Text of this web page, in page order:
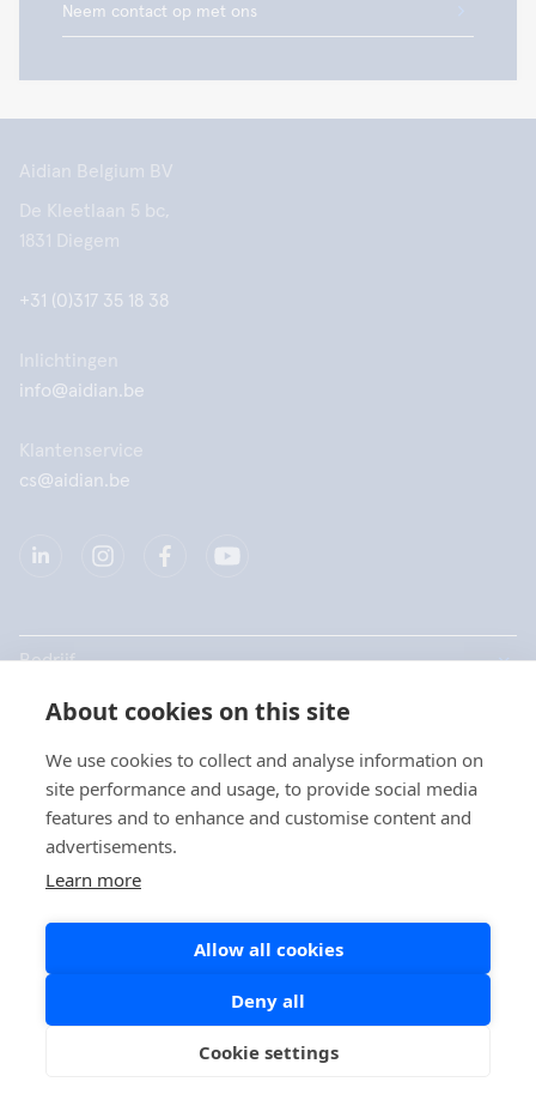
About cookies on this site
We use cookies to collect and analyse information on
site performance and usage, to provide social media
features and to enhance and customise content and
advertisements.
Learn more
Allow all cookies
Deny all
Cookie settings
Neem contact op met ons
Kies uw taal / Choisissez
votre langue
Nederlands
Aidian Belgium BV
De Kleetlaan 5 bc,
1831 Diegem
+31 (0)317 35 18 38
Inlichtingen
info@aidian.be
Klantenservice
cs@aidian.be
Bedrijf
Producten
Snelkoppelingen
Privacy